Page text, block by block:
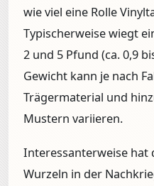
wie viel eine Rolle
Typischerweise wiegt
2 und 5 Pfund (ca. 0,9
Gewicht kann je nach
Trägermaterial und
Mustern variieren.
Interessanterweise hat
Wurzeln in der